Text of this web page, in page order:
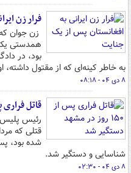
فرار زن
زن جوان که
همدستی یک
بود، در
به خاطر کینه‌ای که از مقتول داشته،
۸ دی ۰۴ - ۰۸:۱۸
قاتل فراری پس از ۱۵۰ روز
رئیس
قتلی که
شناسایی و دستگیر شد.
۸ دی ۰۴ - ۰۲:۳۰